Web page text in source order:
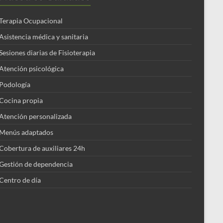
Ocupacional
médica y sanitaria
diarias de Fisioterapia
psicológica
Podología
propia
personalizada
Menús adaptados
de auxiliares 24h
de dependencia
de día